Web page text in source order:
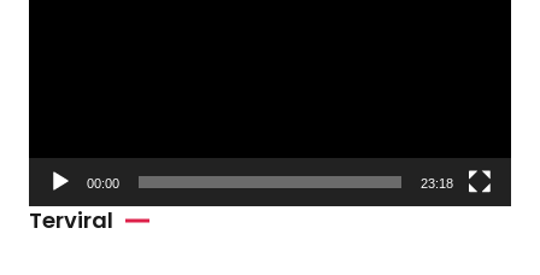
d
00:00 23:18
Terviral